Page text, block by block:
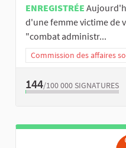
ENREGISTRÉE
d'une femme victime de
"combat administr...
Commission des affaires
144/100 000 SIGNATURES